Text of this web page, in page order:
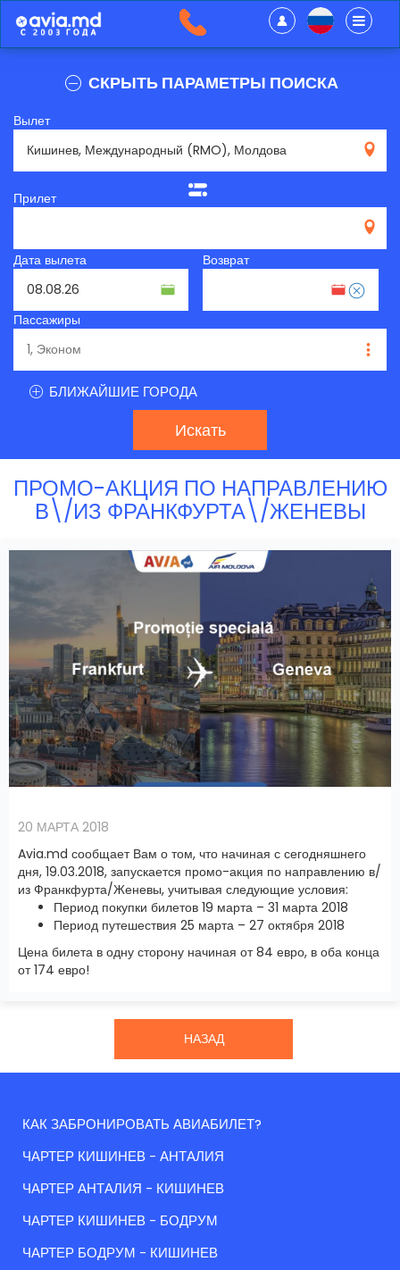
СКРЫТЬ ПАРАМЕТРЫ ПОИСКА
Вылет
Прилет
Дата вылета Возврат
Пассажиры
БЛИЖАЙШИЕ ГОРОДА
Искать
ПРОМО-АКЦИЯ ПО НАПРАВЛЕНИЮ
В\/ИЗ ФРАНКФУРТА\/ЖЕНЕВЫ
20 МАРТА 2018
Avia.md сообщает Вам о том, что начиная с сегодняшнего
дня, 19.03.2018, запускается промо-акция по направлению в/
из Франкфурта/Женевы, учитывая следующие условия:
Период покупки билетов 19 марта – 31 марта 2018
Период путешествия 25 марта – 27 октября 2018
Цена билета в одну сторону начиная от 84 евро, в оба конца
от 174 евро!
НАЗАД
КАК ЗАБРОНИРОВАТЬ АВИАБИЛЕТ?
ЧАРТЕР КИШИНЕВ - АНТАЛИЯ
ЧАРТЕР АНТАЛИЯ - КИШИНЕВ
ЧАРТЕР КИШИНЕВ - БОДРУМ
ЧАРТЕР БОДРУМ - КИШИНЕВ